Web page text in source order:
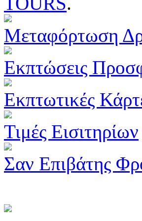
Μεταφόρτωση
Εκπτώσεις
Εκπτωτικές
Τιμές Εισιτηρίων
Σαν Επιβάτης